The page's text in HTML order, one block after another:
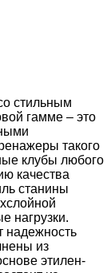
стильным
гамме – это
такого
клубы любого
качества
станины
нагрузки.
надежность
из
этилен-